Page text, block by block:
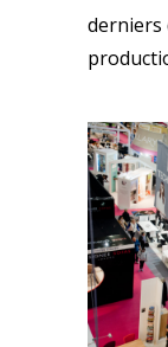
derniers